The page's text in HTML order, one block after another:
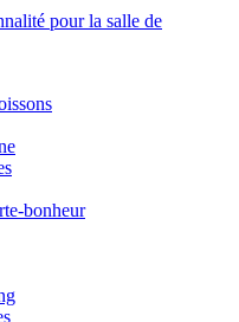
pour la salle de
bonheur